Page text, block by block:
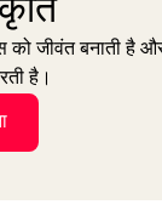
को जीवंत बनाती है
है।